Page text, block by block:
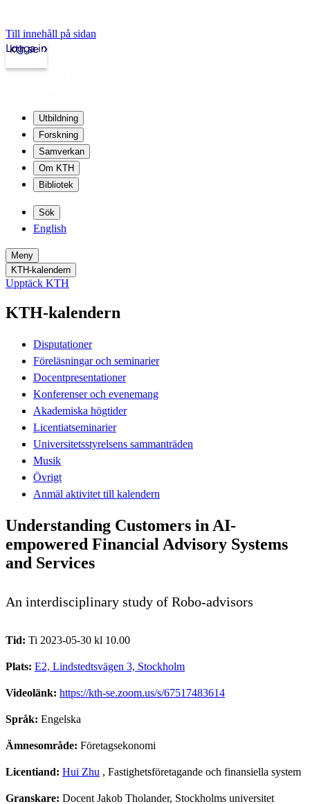
Till innehåll på sidan
kth.se
Logga in
Utbildning
Forskning
Samverkan
Om KTH
Bibliotek
Sök
English
Meny
KTH-kalendern
Upptäck KTH
KTH-kalendern
Disputationer
Föreläsningar och seminarier
Docentpresentationer
Konferenser och evenemang
Akademiska högtider
Licentiatseminarier
Universitetsstyrelsens sammanträden
Musik
Övrigt
Anmäl aktivitet till kalendern
Understanding Customers in AI-
empowered Financial Advisory Systems
and Services
An interdisciplinary study of Robo-advisors
Tid: Ti 2023-05-30 kl 10.00
Plats: E2, Lindstedtsvägen 3, Stockholm
Videolänk: https://kth-se.zoom.us/s/67517483614
Språk: Engelska
Ämnesområde: Företagsekonomi
Licentiand: Hui Zhu , Fastighetsföretagande och finansiella system
Granskare: Docent Jakob Tholander, Stockholms universitet